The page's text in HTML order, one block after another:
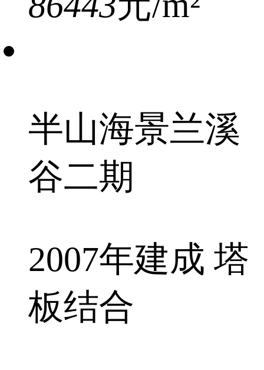
半山海景兰溪
谷二期
2007年建成 塔
板结合